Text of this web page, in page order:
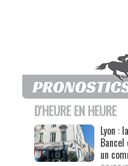
D'HEURE EN HEURE
Lyon :
un